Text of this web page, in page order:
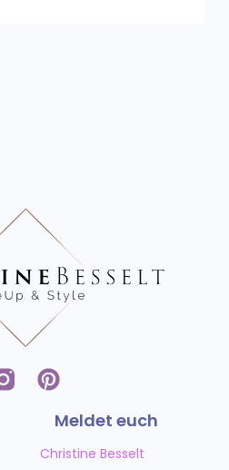
Meldet euch
Christine Besselt